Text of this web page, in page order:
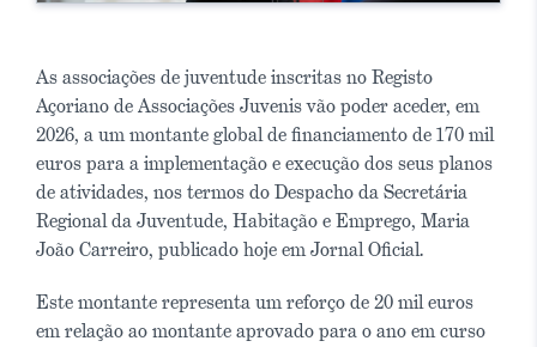
As associações de juventude inscritas no Registo
Açoriano de Associações Juvenis vão poder aceder, em
2026, a um montante global de financiamento de 170 mil
euros para a implementação e execução dos seus planos
de atividades, nos termos do Despacho da Secretária
Regional da Juventude, Habitação e Emprego, Maria
João Carreiro, publicado hoje em Jornal Oficial.
Este montante representa um reforço de 20 mil euros
em relação ao montante aprovado para o ano em curso